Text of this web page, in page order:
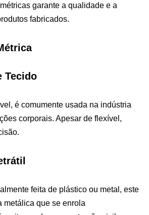
garante a qualidade e a
fabricados.
Tecido
é comumente usada na indústria
corporais. Apesar de flexível,
feita de plástico ou metal, este
metálica que se enrola